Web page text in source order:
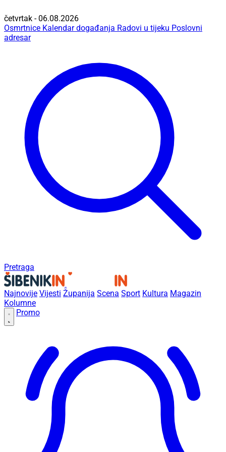
četvrtak - 06.08.2026
Osmrtnice Kalendar događanja Radovi u tijeku Poslovni
adresar
Pretraga
Najnovije Vijesti Županija Scena Sport Kultura Magazin
Kolumne
Promo